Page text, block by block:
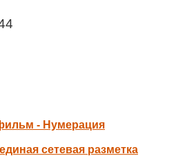
- Нумерация
сетевая разметка